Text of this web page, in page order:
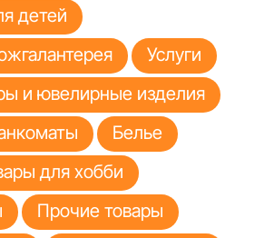
детей
Услуги
и ювелирные изделия
Белье
для хобби
Прочие товары